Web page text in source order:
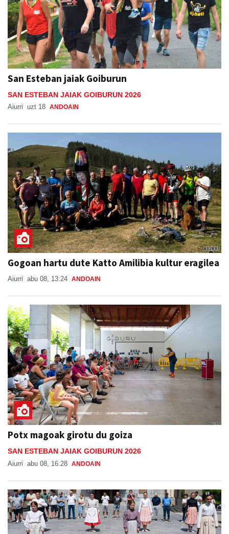
San Esteban jaiak Goiburun
SAN ESTEBAN JAIAK GOIBURUN 2026
Aiurri uzt 18 ANDOAIN
Gogoan hartu dute Katto Amilibia kultur eragilea
Aiurri abu 08, 13:24 ANDOAIN
Potx magoak girotu du goiza
SAN ESTEBAN JAIAK GOIBURUN 2026
Aiurri abu 08, 16:28 ANDOAIN